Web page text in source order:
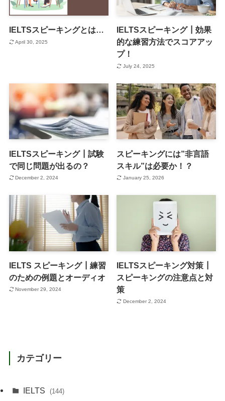
IELTSスピーキングとは…
April 30, 2025
IELTSスピーキング┃効果
的な練習方法でスコアアッ
プ！
July 24, 2025
IELTSスピーキング┃試験
で同じ問題が出るの？
December 2, 2024
スピーキングには”非言語
スキル”は必要か！？
January 25, 2026
IELTS スピーキング┃練習
のための例題とオーディオ
November 29, 2024
IELTSスピーキング対策┃
スピーキングの注意点と対
策
December 2, 2024
カテゴリー
IELTS (144)